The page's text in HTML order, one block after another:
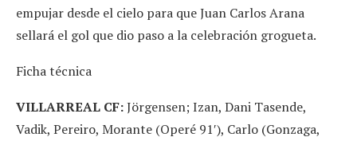
empujar desde el cielo para que Juan Carlos Arana
sellará el gol que dio paso a la celebración grogueta.
Ficha técnica
VILLARREAL CF:Jörgensen; Izan, Dani Tasende,
Vadik, Pereiro, Morante (Operé 91′), Carlo (Gonzaga,